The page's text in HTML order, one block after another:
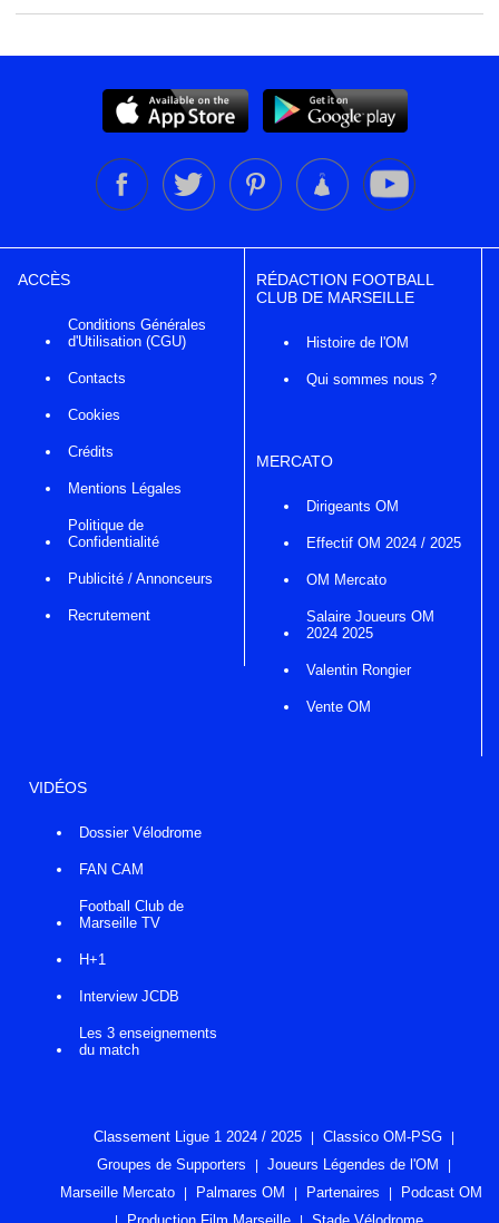
ACCÈS
Conditions Générales
d'Utilisation (CGU)
Contacts
Cookies
Crédits
Mentions Légales
Politique de
Confidentialité
Publicité / Annonceurs
Recrutement
RÉDACTION FOOTBALL
CLUB DE MARSEILLE
Histoire de l'OM
Qui sommes nous ?
MERCATO
Dirigeants OM
Effectif OM 2024 / 2025
OM Mercato
Salaire Joueurs OM
2024 2025
Valentin Rongier
Vente OM
VIDÉOS
Dossier Vélodrome
FAN CAM
Football Club de
Marseille TV
H+1
Interview JCDB
Les 3 enseignements
du match
Classement Ligue 1 2024 / 2025
Classico OM-PSG
Groupes de Supporters
Joueurs Légendes de l'OM
Marseille Mercato
Palmares OM Partenaires
Podcast OM